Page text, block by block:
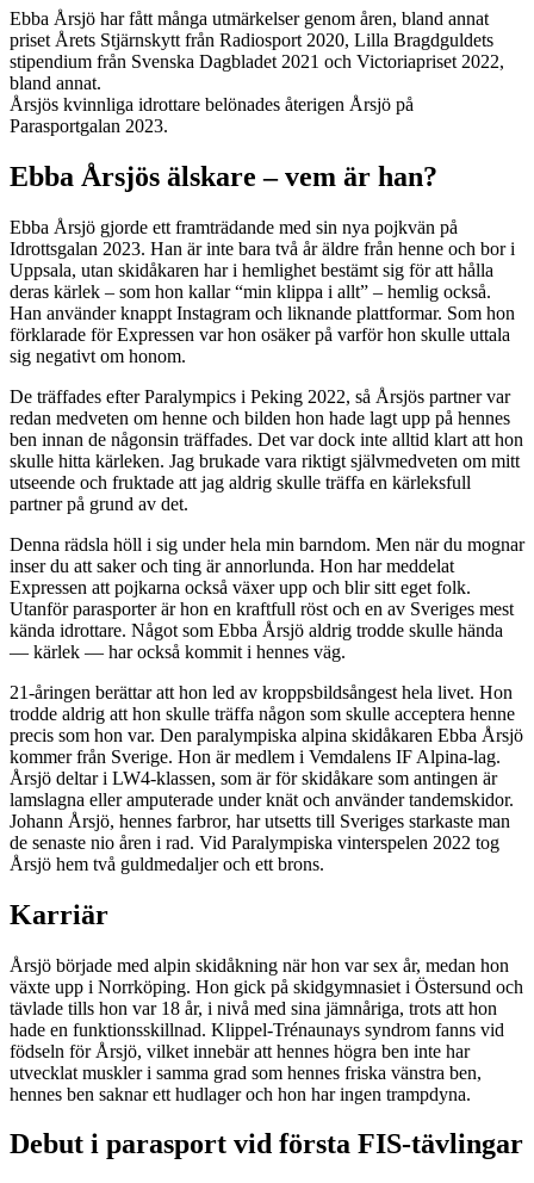
Ebba Årsjö har fått många utmärkelser genom åren, bland annat
priset Årets Stjärnskytt från Radiosport 2020, Lilla Bragdguldets
stipendium från Svenska Dagbladet 2021 och Victoriapriset 2022,
bland annat.
Årsjös kvinnliga idrottare belönades återigen Årsjö på
Parasportgalan 2023.
Ebba Årsjös älskare – vem är han?
Ebba Årsjö gjorde ett framträdande med sin nya pojkvän på
Idrottsgalan 2023. Han är inte bara två år äldre från henne och bor i
Uppsala, utan skidåkaren har i hemlighet bestämt sig för att hålla
deras kärlek – som hon kallar “min klippa i allt” – hemlig också.
Han använder knappt Instagram och liknande plattformar. Som hon
förklarade för Expressen var hon osäker på varför hon skulle uttala
sig negativt om honom.
De träffades efter Paralympics i Peking 2022, så Årsjös partner var
redan medveten om henne och bilden hon hade lagt upp på hennes
ben innan de någonsin träffades. Det var dock inte alltid klart att hon
skulle hitta kärleken. Jag brukade vara riktigt självmedveten om mitt
utseende och fruktade att jag aldrig skulle träffa en kärleksfull
partner på grund av det.
Denna rädsla höll i sig under hela min barndom. Men när du mognar
inser du att saker och ting är annorlunda. Hon har meddelat
Expressen att pojkarna också växer upp och blir sitt eget folk.
Utanför parasporter är hon en kraftfull röst och en av Sveriges mest
kända idrottare. Något som Ebba Årsjö aldrig trodde skulle hända
— kärlek — har också kommit i hennes väg.
21-åringen berättar att hon led av kroppsbildsångest hela livet. Hon
trodde aldrig att hon skulle träffa någon som skulle acceptera henne
precis som hon var. Den paralympiska alpina skidåkaren Ebba Årsjö
kommer från Sverige. Hon är medlem i Vemdalens IF Alpina-lag.
Årsjö deltar i LW4-klassen, som är för skidåkare som antingen är
lamslagna eller amputerade under knät och använder tandemskidor.
Johann Årsjö, hennes farbror, har utsetts till Sveriges starkaste man
de senaste nio åren i rad. Vid Paralympiska vinterspelen 2022 tog
Årsjö hem två guldmedaljer och ett brons.
Karriär
Årsjö började med alpin skidåkning när hon var sex år, medan hon
växte upp i Norrköping. Hon gick på skidgymnasiet i Östersund och
tävlade tills hon var 18 år, i nivå med sina jämnåriga, trots att hon
hade en funktionsskillnad. Klippel-Trénaunays syndrom fanns vid
födseln för Årsjö, vilket innebär att hennes högra ben inte har
utvecklat muskler i samma grad som hennes friska vänstra ben,
hennes ben saknar ett hudlager och hon har ingen trampdyna.
Debut i parasport vid första FIS-tävlingar